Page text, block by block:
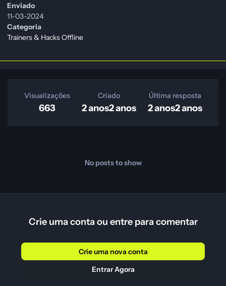
Enviado
11-03-2024
Categoria
Trainers & Hacks Offline
Visualizações
663
Criado
2 anos2 anos
Última resposta
2 anos2 anos
No posts to show
Crie uma conta ou entre para comentar
Crie uma nova conta
Entrar Agora